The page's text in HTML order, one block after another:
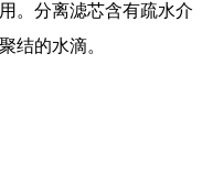
。分离滤芯含有疏水介
结的水滴。